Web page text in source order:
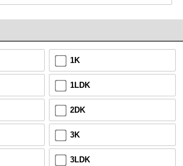
1K
1LDK
2DK
3K
3LDK